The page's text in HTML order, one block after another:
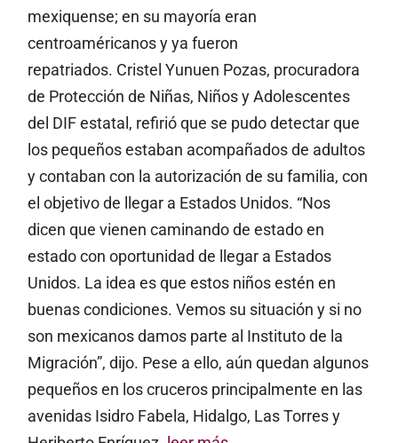
mexiquense; en su mayoría eran
centroaméricanos y ya fueron
repatriados. Cristel Yunuen Pozas, procuradora
de Protección de Niñas, Niños y Adolescentes
del DIF estatal, refirió que se pudo detectar que
los pequeños estaban acompañados de adultos
y contaban con la autorización de su familia, con
el objetivo de llegar a Estados Unidos. “Nos
dicen que vienen caminando de estado en
estado con oportunidad de llegar a Estados
Unidos. La idea es que estos niños estén en
buenas condiciones. Vemos su situación y si no
son mexicanos damos parte al Instituto de la
Migración”, dijo. Pese a ello, aún quedan algunos
pequeños en los cruceros principalmente en las
avenidas Isidro Fabela, Hidalgo, Las Torres y